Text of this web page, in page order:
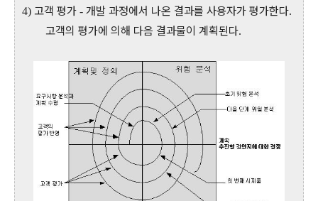
4) 고객 평가 - 개발 과정에서 나온 결과를 사용자가 평가한다.
고객의 평가에 의해 다음 결과물이 계획된다.